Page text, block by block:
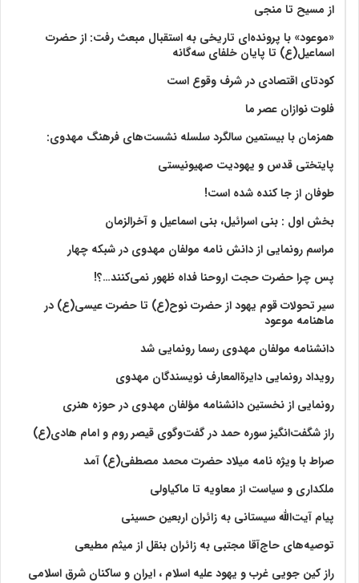
از مسیح تا منجی
«موعود» با پرونده‌ای تاریخی به استقبال مبعث رفت: از حضرت
اسماعیل(ع) تا پایان خلفای سه‌گانه
کودتای اقتصادی در شرف وقوع است
فلوت نوازان عصر ما
همزمان با بیستمین سالگرد سلسله نشست‌های فرهنگ مهدوی:‌
پایتختی قدس و یهودیت صهیونیستی
طوفان از جا کنده شده است!
بخش اول : بنی اسرائیل، بنی اسماعیل و آخرالزمان
مراسم رونمایی از دانش نامه مولفان مهدوی در شبکه چهار
پس چرا حضرت حجت اروحنا فداه ظهور نمی‌کنند…؟!
سیر تحولات قوم یهود از حضرت نوح(ع) تا حضرت عیسی(ع) در
ماهنامه موعود
دانشنامه مولفان مهدوی رسما رونمایی شد
رویداد رونمایی دایرةالمعارف نویسندگان مهدوی
رونمایی از نخستین دانشنامه مؤلفان مهدوی در حوزه هنری
راز شگفت‌انگیز سوره حمد در گفت‌وگوی قیصر روم و امام هادی(ع)
صراط با ویژه نامه میلاد حضرت محمد مصطفی(ع) آمد
ملکداری و سیاست از معاویه تا ماکیاولی
پیام آیت‌الله سیستانی به زائران اربعین حسینی
توصیه‌های حاج‌آقا مجتبی به زائران بنقل از میثم مطیعی
راز کین جویی غرب و یهود علیه اسلام ، ایران و ساکنان شرق اسلامی